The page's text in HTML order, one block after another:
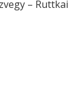
– Ruttkai